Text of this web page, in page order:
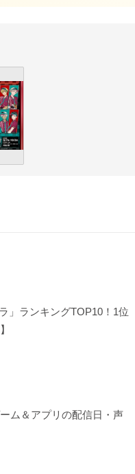
」ランキングTOP10！1位
ム＆アプリの配信日・声